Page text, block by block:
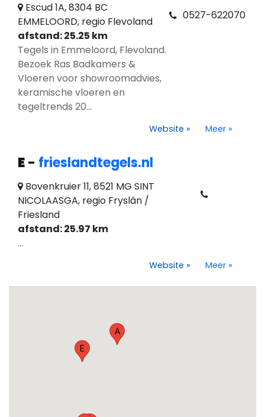
Escud 1A, 8304 BC
EMMELOORD, regio Flevoland
afstand: 25.25 km
Tegels in Emmeloord, Flevoland.
Bezoek Ras Badkamers &
Vloeren voor showroomadvies,
keramische vloeren en
tegeltrends 20...
0527-622070
Website » Meer »
E- frieslandtegels.nl
Bovenkruier 11, 8521 MG SINT
NICOLAASGA, regio Fryslân /
Friesland
afstand: 25.97 km
...
Website » Meer »
A
E